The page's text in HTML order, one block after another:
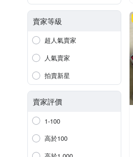
賣家等級
超人氣賣家
人氣賣家
拍賣新星
賣家評價
1-100
高於100